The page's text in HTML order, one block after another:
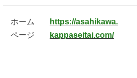
ホーム
ページ
https://asahikawa.
kappaseitai.com/